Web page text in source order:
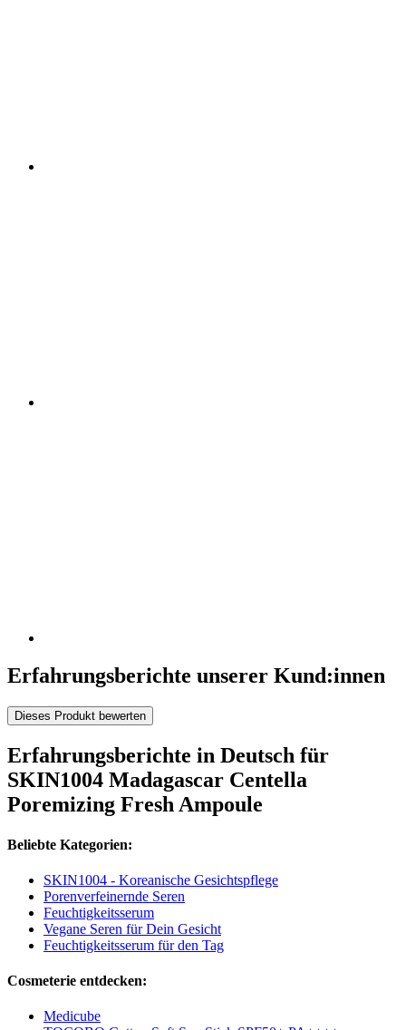
Erfahrungsberichte unserer Kund:innen
Dieses Produkt bewerten
Erfahrungsberichte in Deutsch für
SKIN1004 Madagascar Centella
Poremizing Fresh Ampoule
Beliebte Kategorien:
SKIN1004 - Koreanische Gesichtspflege
Porenverfeinernde Seren
Feuchtigkeitsserum
Vegane Seren für Dein Gesicht
Feuchtigkeitsserum für den Tag
Cosmeterie entdecken:
Medicube